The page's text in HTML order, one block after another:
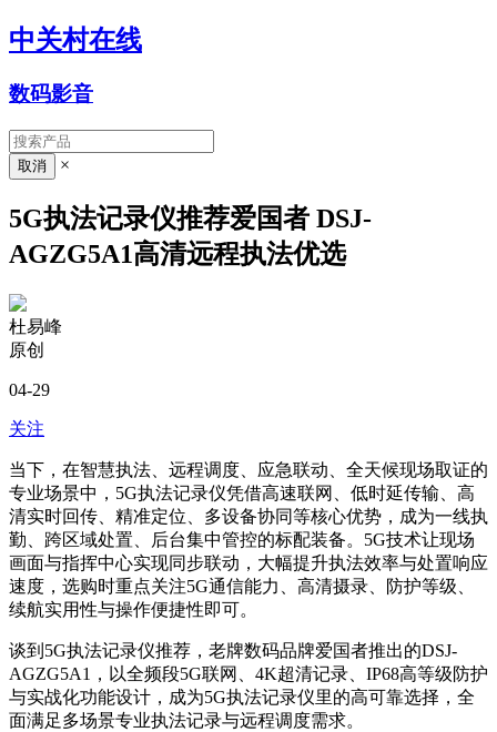
中关村在线
数码影音
×
5G执法记录仪推荐爱国者 DSJ-
AGZG5A1高清远程执法优选
杜易峰
原创
04-29
关注
当下，在智慧执法、远程调度、应急联动、全天候现场取证的
专业场景中，5G执法记录仪凭借高速联网、低时延传输、高
清实时回传、精准定位、多设备协同等核心优势，成为一线执
勤、跨区域处置、后台集中管控的标配装备。5G技术让现场
画面与指挥中心实现同步联动，大幅提升执法效率与处置响应
速度，选购时重点关注5G通信能力、高清摄录、防护等级、
续航实用性与操作便捷性即可。
谈到5G执法记录仪推荐，老牌数码品牌爱国者推出的DSJ-
AGZG5A1，以全频段5G联网、4K超清记录、IP68高等级防护
与实战化功能设计，成为5G执法记录仪里的高可靠选择，全
面满足多场景专业执法记录与远程调度需求。